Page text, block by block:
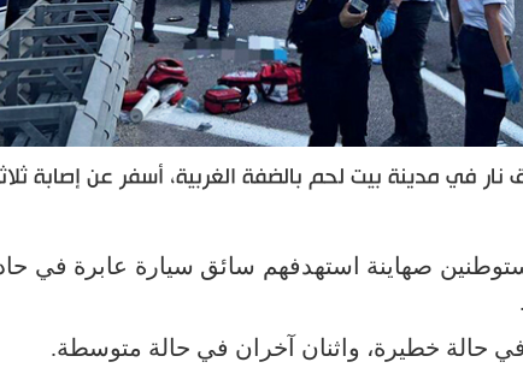
في مدينة بيت لحم بالضفة الغربية، أسفر عن إصابة
حالة خطيرة، واثنان آخران في حالة متوسطة.